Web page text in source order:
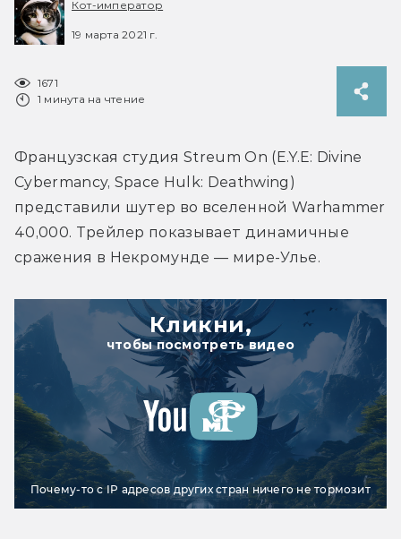
Кот-император
19 марта 2021 г.
1671
1 минута на чтение
Французская студия Streum On (E.Y.E: Divine
Cybermancy, Space Hulk: Deathwing)
представили шутер во вселенной Warhammer
40,000. Трейлер показывает динамичные
сражения в Некромунде — мире-Улье.
Кликни,
чтобы посмотреть видео
Почему-то с IP адресов других стран ничего не тормозит